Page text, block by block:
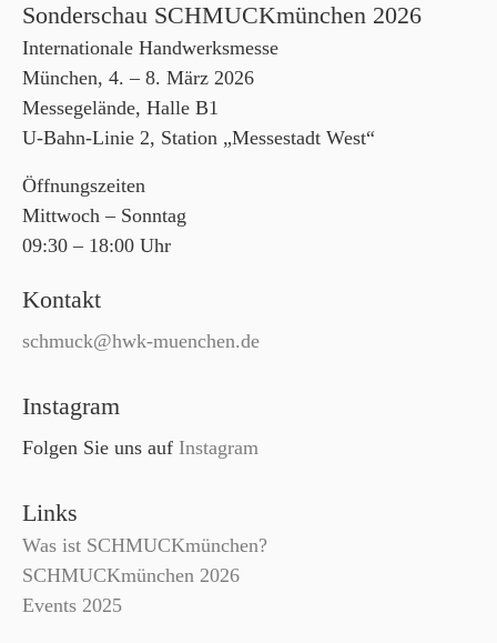
Sonderschau SCHMUCKmünchen 2026
Internationale Handwerksmesse
München, 4. – 8. März 2026
Messegelände, Halle B1
U-Bahn-Linie 2, Station „Messestadt West“
Öffnungszeiten
Mittwoch – Sonntag
09:30 – 18:00 Uhr
Kontakt
schmuck@hwk-muenchen.de
Instagram
Folgen Sie uns auf Instagram
Links
Was ist SCHMUCKmünchen?
SCHMUCKmünchen 2026
Events 2025